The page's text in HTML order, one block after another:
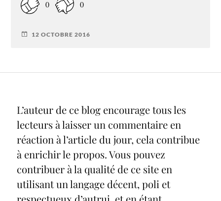
0 0
12 OCTOBRE 2016
L’auteur de ce blog encourage tous les
lecteurs à laisser un commentaire en
réaction à l’article du jour, cela contribue
à enrichir le propos. Vous pouvez
contribuer à la qualité de ce site en
utilisant un langage décent, poli et